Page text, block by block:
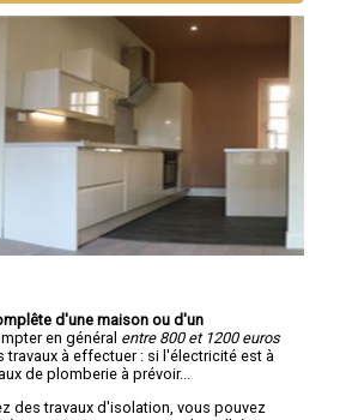
d'une maison ou d'un
en général entre 800 et 1200 euros
travaux à effectuer : si l'électricité est à
de plomberie à prévoir...
des travaux d'isolation, vous pouvez